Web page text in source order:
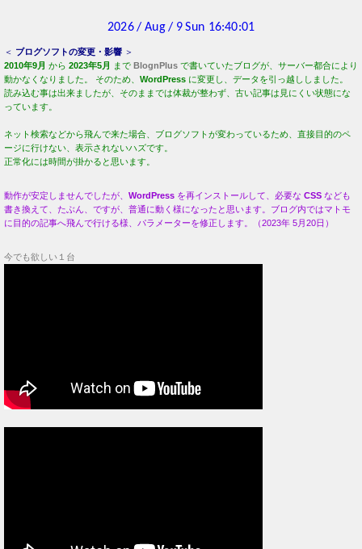
＜ ブログソフトの変更・影響 ＞
2010年9月 から 2023年5月 まで BlognPlus で書いていたブログが、サーバー都合により
動かなくなりました。 そのため、 WordPress に変更し、データを引っ越ししました。
読み込む事は出来ましたが、そのままでは体裁が整わず、古い記事は見にくい状態にな
っています。
ネット検索などから飛んで来た場合、ブログソフトが変わっているため、直接目的のペ
ージに行けない、表示されないハズです。
正常化には時間が掛かると思います。
動作が安定しませんでしたが、 WordPress を再インストールして、必要な CSS なども
書き換えて、たぶん、ですが、普通に動く様になったと思います。ブログ内ではマトモ
に目的の記事へ飛んで行ける様、パラメーターを修正します。（2023年 5月20日）
今でも欲しい１台